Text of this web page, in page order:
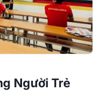
Người Trẻ